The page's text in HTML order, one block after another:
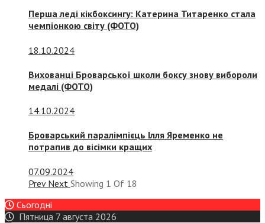
Перша леді кікбоксингу: Катерина Титаренко стала
чемпіонкою світу (ФОТО)
18.10.2024
Вихованці Броварської школи боксу знову вибороли
медалі (ФОТО)
14.10.2024
Броварський паралімпієць Ілля Яременко не
потрапив до вісімки кращих
07.09.2024
Prev Next Showing 1 Of 18
Сьогодні
Пятница 7 августа 2026